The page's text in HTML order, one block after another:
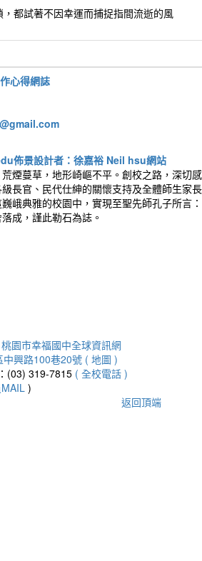
都試著不因幸運而捕捉指間流逝的風
心得網誌
煙蔓草，地形崎嶇不平。創校之路，深切
長官、民代仕紳的關懷支持及全體師生家
峨典雅的校園中，實現至聖先師孔子所言
成，謹此勒石為誌。
桃園市幸福國中全球資訊網
興路100巷20號 ( 地圖 )
(03) 319-7815 ( 全校電話 )
)
返回頂端